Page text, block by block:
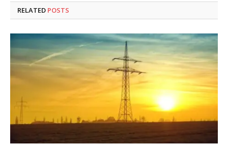
RELATED POSTS